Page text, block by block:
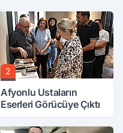
2
Afyonlu Ustaların
Eserleri Görücüye Çıktı